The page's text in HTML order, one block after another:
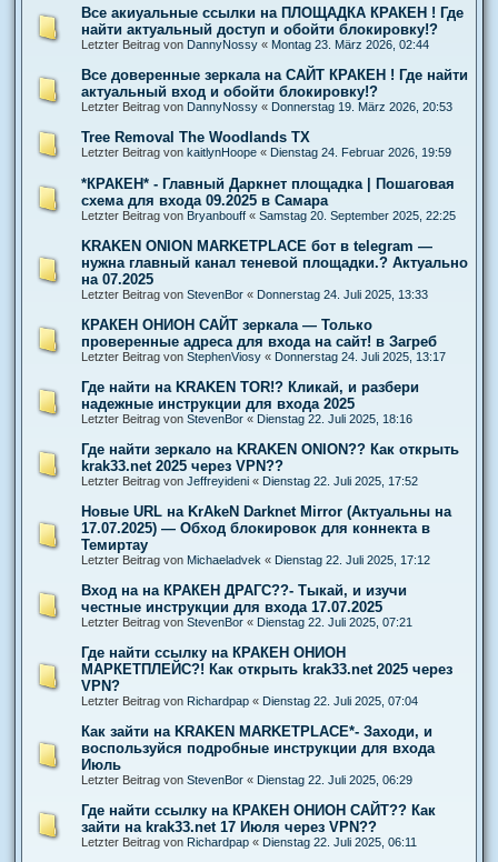
Все акиуальные ссылки на ПЛОЩАДКА КРАКЕН ! Где
найти актуальный доступ и обойти блокировку!?
Letzter Beitrag von DannyNossy « Montag 23. März 2026, 02:44
Все доверенные зеркала на САЙТ КРАКЕН ! Где найти
актуальный вход и обойти блокировку!?
Letzter Beitrag von DannyNossy « Donnerstag 19. März 2026, 20:53
Tree Removal The Woodlands TX
Letzter Beitrag von kaitlynHoope « Dienstag 24. Februar 2026, 19:59
*КРАКЕН* - Главный Даркнет площадка | Пошаговая
схема для входа 09.2025 в Самара
Letzter Beitrag von Bryanbouff « Samstag 20. September 2025, 22:25
KRAKEN ONION MARKETPLACE бот в telegram —
нужна главный канал теневой площадки.? Актуально
на 07.2025
Letzter Beitrag von StevenBor « Donnerstag 24. Juli 2025, 13:33
КРАКЕН ОНИОН САЙТ зеркала — Только
проверенные адреса для входа на сайт! в Загреб
Letzter Beitrag von StephenViosy « Donnerstag 24. Juli 2025, 13:17
Где найти на KRAKEN TOR!? Кликай, и разбери
надежные инструкции для входа 2025
Letzter Beitrag von StevenBor « Dienstag 22. Juli 2025, 18:16
Где найти зеркало на KRAKEN ONION?? Как открыть
krak33.net 2025 через VPN??
Letzter Beitrag von Jeffreyideni « Dienstag 22. Juli 2025, 17:52
Новые URL на KrAkeN Darknet Mirror (Актуальны на
17.07.2025) — Обход блокировок для коннекта в
Темиртау
Letzter Beitrag von Michaeladvek « Dienstag 22. Juli 2025, 17:12
Вход на на КРАКЕН ДРАГС??- Тыкай, и изучи
честные инструкции для входа 17.07.2025
Letzter Beitrag von StevenBor « Dienstag 22. Juli 2025, 07:21
Где найти ссылку на КРАКЕН ОНИОН
МАРКЕТПЛЕЙС?! Как открыть krak33.net 2025 через
VPN?
Letzter Beitrag von Richardpap « Dienstag 22. Juli 2025, 07:04
Как зайти на KRAKEN MARKETPLACE*- Заходи, и
воспользуйся подробные инструкции для входа
Июль
Letzter Beitrag von StevenBor « Dienstag 22. Juli 2025, 06:29
Где найти ссылку на КРАКЕН ОНИОН САЙТ?? Как
зайти на krak33.net 17 Июля через VPN??
Letzter Beitrag von Richardpap « Dienstag 22. Juli 2025, 06:11